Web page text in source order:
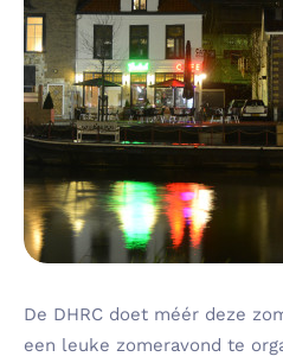
De DHRC doet méér deze
een leuke zomeravond te